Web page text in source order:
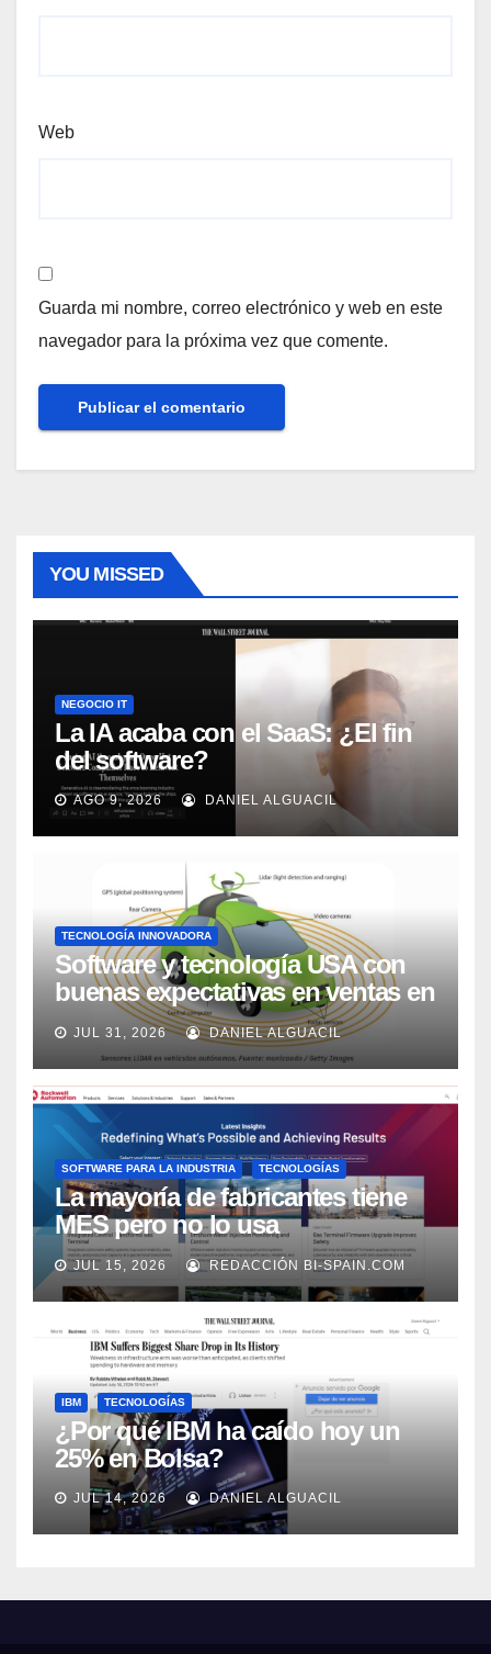
Web
Guarda mi nombre, correo electrónico y web en este
navegador para la próxima vez que comente.
YOU MISSED
NEGOCIO IT
La IA acaba con el SaaS: ¿El fin
del software?
AGO 9, 2026 DANIEL ALGUACIL
TECNOLOGÍA INNOVADORA
Software y tecnología USA con
buenas expectativas en ventas en
los próximos 2 años, según
Market Watch
JUL 31, 2026 DANIEL ALGUACIL
SOFTWARE PARA LA INDUSTRIA TECNOLOGÍAS
La mayoría de fabricantes tiene
MES pero no lo usa
adecuadamente, según Rockwell
Automation
JUL 15, 2026 REDACCIÓN BI-SPAIN.COM
IBM TECNOLOGÍAS
¿Por qué IBM ha caído hoy un
25% en Bolsa?
JUL 14, 2026 DANIEL ALGUACIL